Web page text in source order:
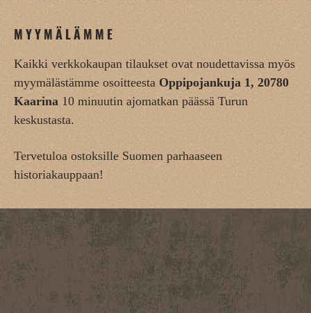
MYYMÄLÄMME
Kaikki verkkokaupan tilaukset ovat noudettavissa myös
myymälästämme osoitteesta Oppipojankuja 1, 20780
Kaarina 10 minuutin ajomatkan päässä Turun
keskustasta.
Tervetuloa ostoksille Suomen parhaaseen
historiakauppaan!